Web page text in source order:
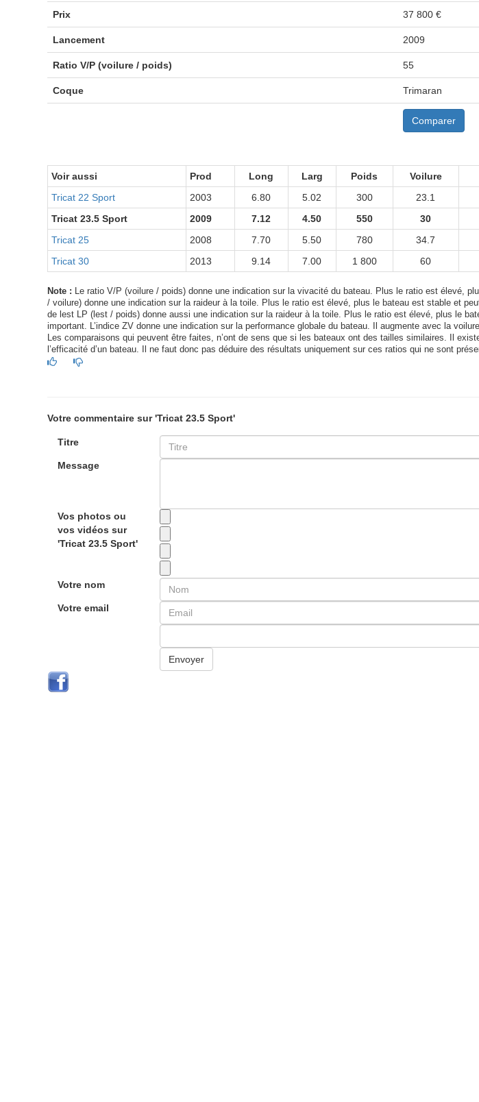
Prix 37 800 €
Lancement 2009
Ratio V/P (voilure / poids) 55
Coque Trimaran
Comparer
Voir aussi Prod Long Larg Poids Voilure
Tricat 22 Sport
2003 6.80 5.02 300 23.1
Tricat 23.5 Sport
2009 7.12 4.50 550 30
Tricat 25
2008 7.70 5.50 780 34.7
Tricat 30
2013 9.14 7.00 1 800 60
Note : Le ratio V/P (voilure / poids) donne une indication sur la vivacité du bateau. Plus le ratio est élevé,
/ voilure) donne une indication sur la raideur à la toile. Plus le ratio est élevé, plus le bateau est stable et
de lest LP (lest / poids) donne aussi une indication sur la raideur à la toile. Plus le ratio est élevé, plus le
important. L’indice ZV donne une indication sur la performance globale du bateau. Il augmente avec la
Les comparaisons qui peuvent être faites, n’ont de sens que si les bateaux ont des tailles similaires. Il
l’efficacité d’un bateau. Il ne faut donc pas déduire des résultats uniquement sur ces ratios qui ne sont
Votre commentaire sur 'Tricat 23.5 Sport'
Titre
Message
Vos photos ou
vos vidéos sur
'Tricat 23.5 Sport'
Votre nom
Votre email
Envoyer